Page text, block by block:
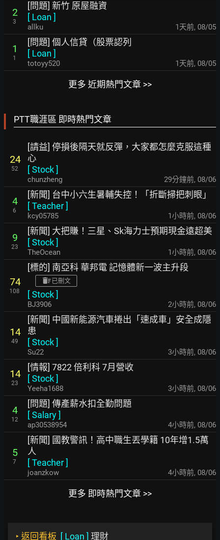
2
3
[問題] 新竹 原屋融資
[ Loan ]
allku 1天前, 08/05
1
1
[問題] 個人信貸（股票認列
[ Loan ]
totoyy520 1天前, 08/05
更多 近期熱門文章 >>
PTT職涯區 即時熱門文章
24
52
[請益] 停損後隔天就反彈，大家都怎麼克服這種
心
[Stock]
chunzheng 29分鐘前, 08/06
4
6
[新聞] 台中小六生暑輔失控！「折斷掃把刺眼」
[Teacher]
kcy05785 1小時前, 08/06
9
23
[新聞] 大把賺！三星、Sk海力士預期現金遠超美
[Stock]
TheOcean 1小時前, 08/06
74
108
[標的] 南亞科 華邦電 記憶體新一波主升段
已刪文
[Stock]
BJ3906 2小時前, 08/06
14
49
[新聞] 中國新能源汽車捲出「速成車」安全成隱
患
[Stock]
Su22 3小時前, 08/06
14
23
[情報] 7822 倍利科 7月營收
[Stock]
Yeeha1688 3小時前, 08/06
4
12
[問題] 傳產薪水扣全勤問題
[Salary]
ap30538954 4小時前, 08/06
5
7
[新聞] 國教警訊！高中職生丟學籍 10年增1.5萬
人
[Teacher]
joanzkow 4小時前, 08/06
更多 即時熱門文章 >>
‣ 返回看板 [ Loan ] 理財